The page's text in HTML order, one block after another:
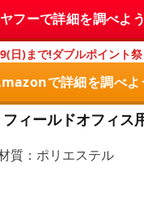
ヤフーで詳細を調べよう
日)まで!ダブルポイント
で詳細を調べよ
ィールドオフィス
質：ポリエステル